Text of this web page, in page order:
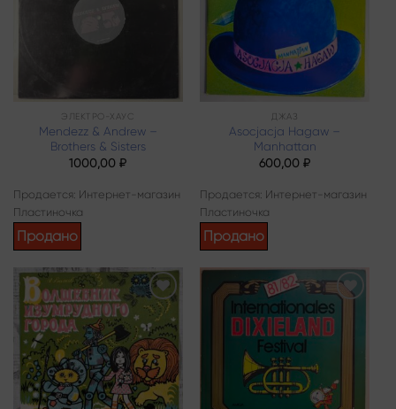
ЭЛЕКТРО-ХАУС
Mendezz & Andrew –
Brothers & Sisters
1000,00₽
Продается: Интернет-магазин
Пластиночка
Продано
ДЖАЗ
Asocjacja Hagaw –
Manhattan
600,00₽
Продается: Интернет-магазин
Пластиночка
Продано
Add to
wishlist
Add to
wishlist